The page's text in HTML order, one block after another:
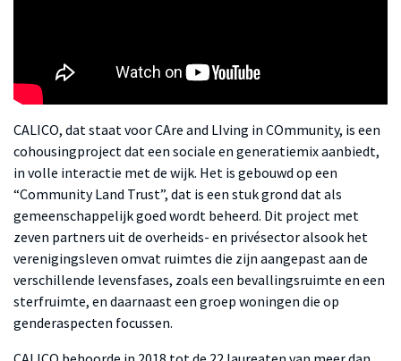
CALICO, dat staat voorCAre and LIving in COmmunity, is een
cohousingproject dat een sociale en generatiemix aanbiedt,
in volle interactie met de wijk. Het is gebouwd op een
“Community Land Trust”, dat is een stuk grond dat als
gemeenschappelijk goed wordt beheerd. Dit project met
zeven partners uit de overheids- en privésector alsook het
verenigingsleven omvat ruimtes die zijn aangepast aan de
verschillende levensfases, zoals een bevallingsruimte en een
sterfruimte, en daarnaast een groep woningen die op
genderaspecten focussen.